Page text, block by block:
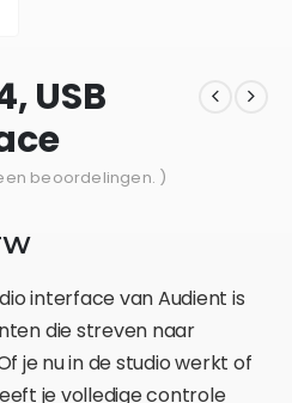
USB
beoordelingen. )
interface van Audient is
die streven naar
je nu in de studio werkt of
je volledige controle